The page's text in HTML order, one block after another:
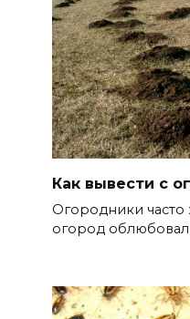
Как вывести с
Огородники часто
огород